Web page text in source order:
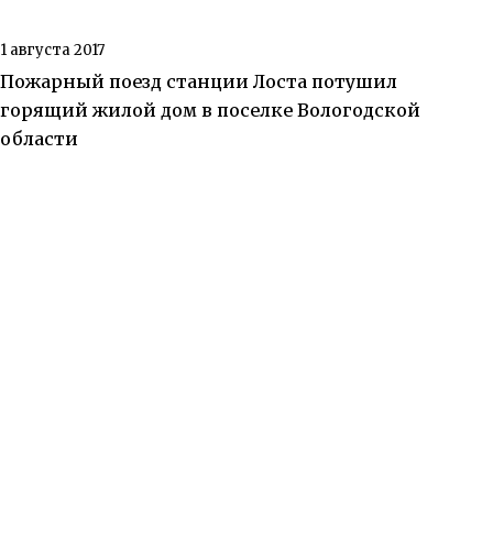
1 августа 2017
Пожарный поезд станции Лоста потушил
горящий жилой дом в поселке Вологодской
области